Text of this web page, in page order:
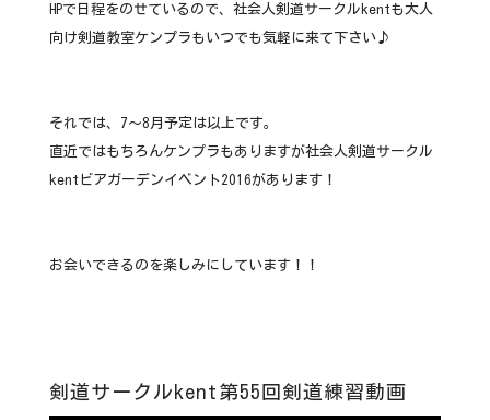
HPで日程をのせているので、社会人剣道サークルkentも大人
向け剣道教室ケンプラもいつでも気軽に来て下さい♪
それでは、7〜8月予定は以上です。
直近ではもちろんケンプラもありますが社会人剣道サークル
kentビアガーデンイベント2016があります！
お会いできるのを楽しみにしています！！
剣道サークルkent第55回剣道練習動画